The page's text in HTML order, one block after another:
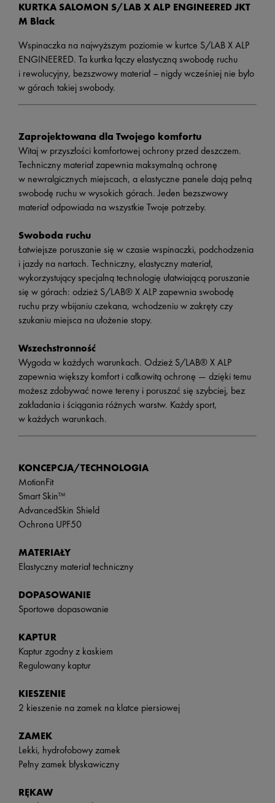
KURTKA SALOMON S/LAB X ALP ENGINEERED JKT
M Black
Wspinaczka na najwyższym poziomie w kurtce S/LAB X ALP
ENGINEERED. Ta kurtka łączy elastyczną swobodę ruchu
i rewolucyjny, bezszwowy materiał – nigdy wcześniej nie było
w górach takiej swobody.
Zaprojektowana dla Twojego komfortu
Witaj w przyszłości komfortowej ochrony przed deszczem.
Techniczny materiał zapewnia maksymalną ochronę
w newralgicznych miejscach, a elastyczne panele dają pełną
swobodę ruchu w wysokich górach. Jeden bezszwowy
materiał odpowiada na wszystkie Twoje potrzeby.
Swoboda ruchu
Łatwiejsze poruszanie się w czasie wspinaczki, podchodzenia
i jazdy na nartach. Techniczny, elastyczny materiał,
wykorzystujący specjalną technologię ułatwiającą poruszanie
się w górach: odzież S/LAB® X ALP zapewnia swobodę
ruchu przy wbijaniu czekana, wchodzeniu w zakręty czy
szukaniu miejsca na ułożenie stopy.
Wszechstronność
Wygoda w każdych warunkach. Odzież S/LAB® X ALP
zapewnia większy komfort i całkowitą ochronę — dzięki temu
możesz zdobywać nowe tereny i poruszać się szybciej, bez
zakładania i ściągania różnych warstw. Każdy sport,
w każdych warunkach.
KONCEPCJA/TECHNOLOGIA
MotionFit
Smart Skin™
AdvancedSkin Shield
Ochrona UPF50
MATERIAŁY
Elastyczny materiał techniczny
DOPASOWANIE
Sportowe dopasowanie
KAPTUR
Kaptur zgodny z kaskiem
Regulowany kaptur
KIESZENIE
2 kieszenie na zamek na klatce piersiowej
ZAMEK
Lekki, hydrofobowy zamek
Pełny zamek błyskawiczny
RĘKAW